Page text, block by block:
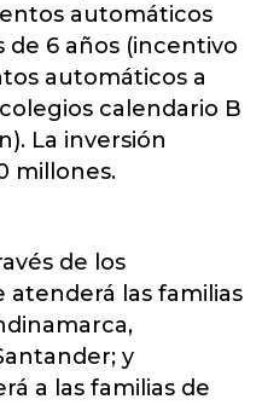
automáticos
de 6 años (incentivo
automáticos a
calendario B
La inversión
millones.
de los
atenderá las familias
y
a las familias de